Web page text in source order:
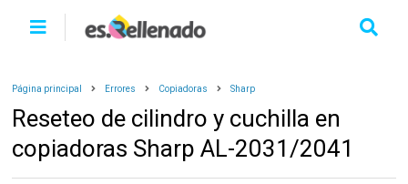
Página principal Errores Copiadoras Sharp
Reseteo de cilindro y cuchilla en
copiadoras Sharp AL-2031/2041